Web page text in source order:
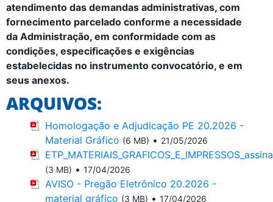
atendimento das demandas administrativas, com
fornecimento parcelado conforme a necessidade
da Administração, em conformidade com as
condições, especificações e exigências
estabelecidas no instrumento convocatório, e em
seus anexos.
ARQUIVOS:
Homologação e Adjudicação PE 20.2026 -
Material Gráfico (6 MB) • 21/05/2026
(3 MB) • 17/04/2026
AVISO - Pregão Eletrônico 20.2026 -
material gráfico (3 MB) • 17/04/2026